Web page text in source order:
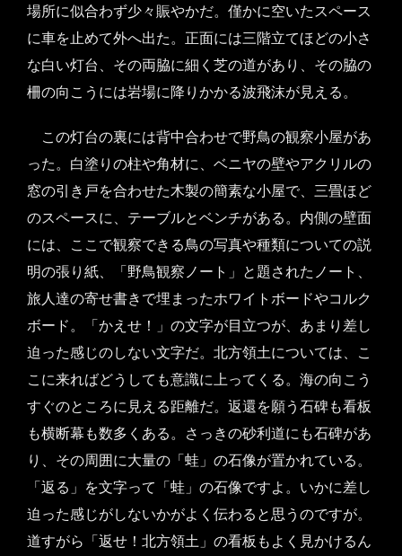
場所に似合わず少々賑やかだ。僅かに空いたスペース
に車を止めて外へ出た。正面には三階立てほどの小さ
な白い灯台、その両脇に細く芝の道があり、その脇の
柵の向こうには岩場に降りかかる波飛沫が見える。
この灯台の裏には背中合わせで野鳥の観察小屋があ
った。白塗りの柱や角材に、ベニヤの壁やアクリルの
窓の引き戸を合わせた木製の簡素な小屋で、三畳ほど
のスペースに、テーブルとベンチがある。内側の壁面
には、ここで観察できる鳥の写真や種類についての説
明の張り紙、「野鳥観察ノート」と題されたノート、
旅人達の寄せ書きで埋まったホワイトボードやコルク
ボード。「かえせ！」の文字が目立つが、あまり差し
迫った感じのしない文字だ。北方領土については、こ
こに来ればどうしても意識に上ってくる。海の向こう
すぐのところに見える距離だ。返還を願う石碑も看板
も横断幕も数多くある。さっきの砂利道にも石碑があ
り、その周囲に大量の「蛙」の石像が置かれている。
「返る」を文字って「蛙」の石像ですよ。いかに差し
迫った感じがしないかがよく伝わると思うのですが。
道すがら「返せ！北方領土」の看板もよく見かけるん